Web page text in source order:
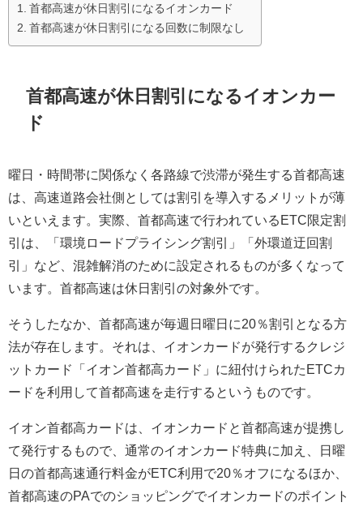
首都高速が休日割引になるイオンカード
首都高速が休日割引になる回数に制限なし
首都高速が休日割引になるイオンカー
ド
曜日・時間帯に関係なく各路線で渋滞が発生する首都高速
は、高速道路会社側としては割引を導入するメリットが薄
いといえます。実際、首都高速で行われているETC限定割
引は、「環境ロードプライシング割引」「外環道迂回割
引」など、混雑解消のために設定されるものが多くなって
います。首都高速は休日割引の対象外です。
そうしたなか、首都高速が毎週日曜日に20％割引となる方
法が存在します。それは、イオンカードが発行するクレジ
ットカード「イオン首都高カード」に紐付けられたETCカ
ードを利用して首都高速を走行するというものです。
イオン首都高カードは、イオンカードと首都高速が提携し
て発行するもので、通常のイオンカード特典に加え、日曜
日の首都高速通行料金がETC利用で20％オフになるほか、
首都高速のPAでのショッピングでイオンカードのポイント